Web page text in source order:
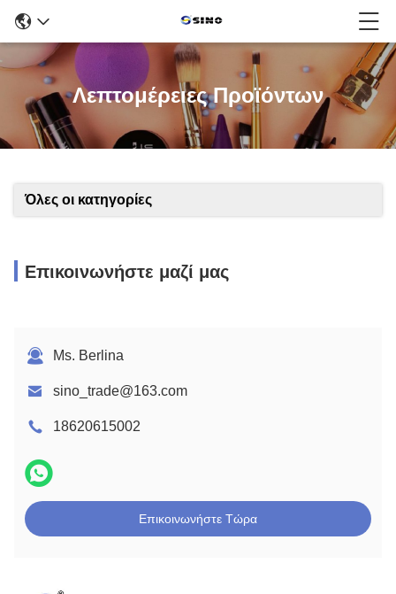
Λεπτομέρειες Προϊόντων
Όλες οι κατηγορίες
Επικοινωνήστε μαζί μας
Ms. Berlina
sino_trade@163.com
18620615002
Επικοινωνήστε Τώρα